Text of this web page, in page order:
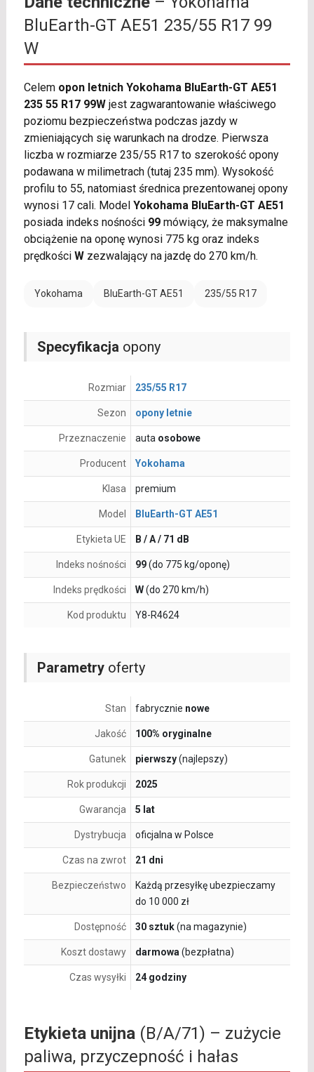
BluEarth-GT AE51 235/55 R17 99
W
Celem opon letnich Yokohama BluEarth-GT AE51
235 55 R17 99Wjest zagwarantowanie właściwego
poziomu bezpieczeństwa podczas jazdy w
zmieniających się warunkach na drodze. Pierwsza
liczba w rozmiarze 235/55 R17 to szerokość opony
podawana w milimetrach (tutaj 235 mm). Wysokość
profilu to 55, natomiast średnica prezentowanej opony
wynosi 17 cali. Model Yokohama BluEarth-GT AE51
posiada indeks nośności 99mówiący, że maksymalne
obciążenie na oponę wynosi 775 kg oraz indeks
prędkości Wzezwalający na jazdę do 270 km/h.
Yokohama BluEarth-GT AE51 235/55 R17
Parametryoferty
Stan fabrycznie nowe
Jakość 100% oryginalne
Gatunek pierwszy(najlepszy)
Rok produkcji 2025
Gwarancja 5 lat
Dystrybucja oficjalna w Polsce
Czas na zwrot 21 dni
Bezpieczeństwo
Każdą przesyłkę ubezpieczamy
do 10 000 zł
Dostępność 30 sztuk(na magazynie)
Koszt dostawy darmowa (bezpłatna)
Czas wysyłki 24 godziny
Specyfikacja opony
Rozmiar 235/55 R17
Sezon opony letnie
Przeznaczenie auta osobowe
Producent Yokohama
Klasa premium
Model BluEarth-GT AE51
Etykieta UE B / A / 71 dB
Indeks nośności 99(do 775 kg/oponę)
Indeks prędkości W(do 270 km/h)
Kod produktu Y8-R4624
Etykieta unijna(B/A/71) – zużycie
paliwa, przyczepność i hałas